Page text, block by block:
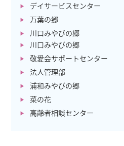
デイサービスセンター
万葉の郷
川口みやびの郷
川口みやびの郷
敬愛会サポートセンター
法人管理部
浦和みやびの郷
菜の花
高齢者相談センター